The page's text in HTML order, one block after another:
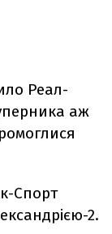
Реал-
аж
Спорт
2.